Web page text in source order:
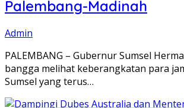
Palembang-Madinah
Admin
PALEMBANG – Gubernur Sumsel
bangga melihat keberangkatan para
Sumsel yang terus…